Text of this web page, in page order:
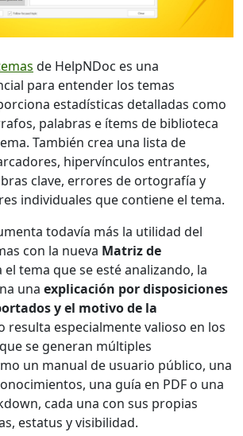
de HelpNDoc es una
para entender los temas
estadísticas detalladas como
palabras e ítems de biblioteca
También crea una lista de
hipervínculos entrantes,
clave, errores de ortografía y
individuales que contiene el tema.
todavía más la utilidad del
con la nueva Matriz de
el tema que se esté analizando, la
una explicación por disposiciones
y el motivo de la
resulta especialmente valioso en los
se generan múltiples
un manual de usuario público, una
una guía en PDF o una
cada una con sus propias
estatus y visibilidad.